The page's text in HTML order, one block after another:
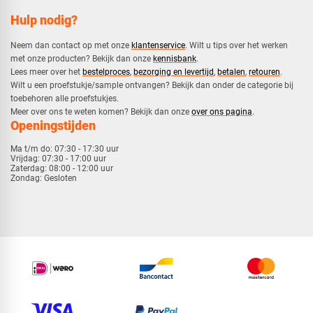
Hulp nodig?
Neem dan contact op met onze klantenservice. Wilt u tips over het werken
met onze producten? Bekijk dan onze kennisbank.
​Lees meer over het bestelproces, bezorging en levertijd, betalen, retouren.​
​Wilt u een proefstukje/sample ontvangen? Bekijk dan onder de categorie bij
toebehoren alle proefstukjes.
​​Meer over ons te weten komen? Bekijk dan onze over ons pagina.
Openingstijden
Ma t/m do: 07:30 - 17:30 uur
Vrijdag: 07:30 - 17:00 uur
Zaterdag: 08:00 - 12:00 uur
Zondag: Gesloten